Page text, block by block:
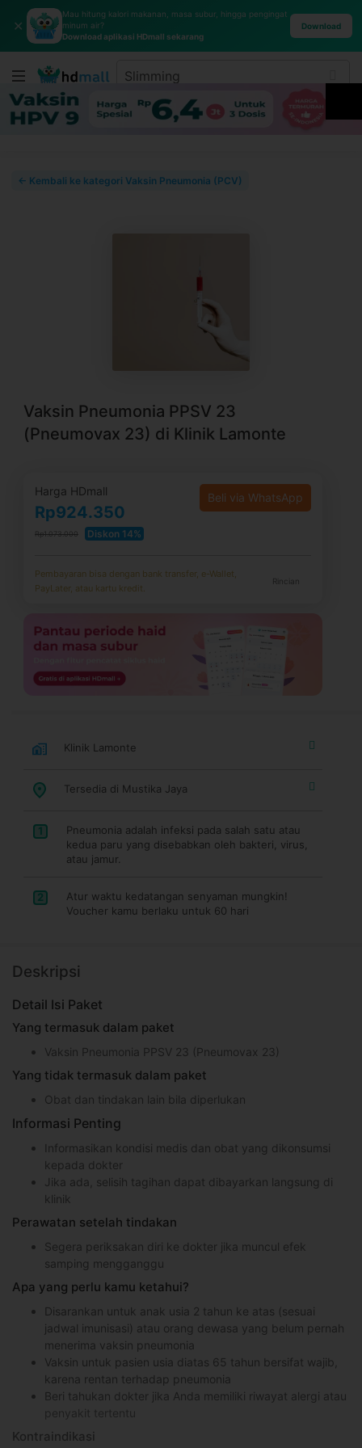
✕
Mau hitung kalori makanan, masa subur, hingga pengingat
minum air?
Download aplikasi HDmall sekarang
Download
← Kembali ke kategori Vaksin Pneumonia (PCV)
Vaksin Pneumonia PPSV 23
(Pneumovax 23) di Klinik Lamonte
Harga HDmall
Rp924.350
Rp1.073.000 Diskon 14%
Beli via WhatsApp
Pembayaran bisa dengan bank transfer, e-Wallet,
PayLater, atau kartu kredit.
Rincian
Klinik Lamonte
Tersedia di Mustika Jaya
1
Pneumonia adalah infeksi pada salah satu atau
kedua paru yang disebabkan oleh bakteri, virus,
atau jamur.
2
Atur waktu kedatangan senyaman mungkin!
Voucher kamu berlaku untuk 60 hari
Deskripsi
Detail Isi Paket
Yang termasuk dalam paket
Vaksin Pneumonia PPSV 23 (Pneumovax 23)
Yang tidak termasuk dalam paket
Obat dan tindakan lain bila diperlukan
Informasi Penting
Informasikan kondisi medis dan obat yang dikonsumsi
kepada dokter
Jika ada, selisih tagihan dapat dibayarkan langsung di
klinik
Perawatan setelah tindakan
Segera periksakan diri ke dokter jika muncul efek
samping mengganggu
Apa yang perlu kamu ketahui?
Disarankan untuk anak usia 2 tahun ke atas (sesuai
jadwal imunisasi) atau orang dewasa yang belum pernah
menerima vaksin pneumonia
Vaksin untuk pasien usia diatas 65 tahun bersifat wajib,
karena rentan terhadap pneumonia
Beri tahukan dokter jika Anda memiliki riwayat alergi atau
penyakit tertentu
Kontraindikasi